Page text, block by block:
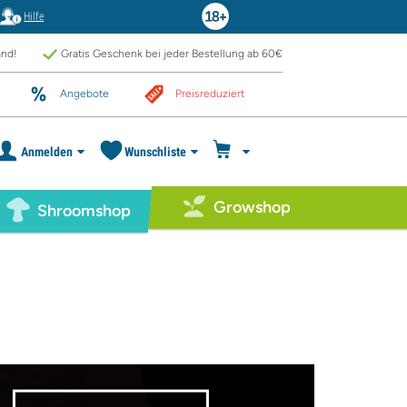
Hilfe
Gratis Geschenk bei jeder Bestellung ab 60€
Angebote Preisreduziert
Anmelden Wunschliste
Shroomshop Growshop